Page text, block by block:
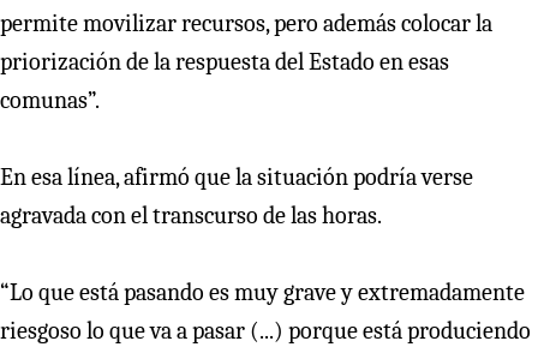
permite movilizar recursos, pero además colocar la
priorización de la respuesta del Estado en esas
comunas”.
En esa línea, afirmó que la situación podría verse
agravada con el transcurso de las horas.
“Lo que está pasando es muy grave y extremadamente
riesgoso lo que va a pasar (...) porque está produciendo